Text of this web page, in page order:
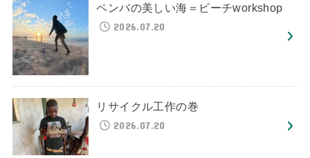
ペンバの美しい海＝ビーチworkshop
2026.07.20
リサイクル工作の巻
2026.07.20